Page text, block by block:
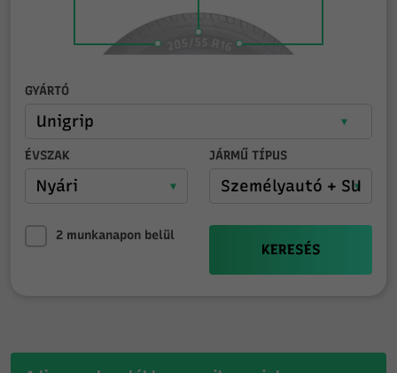
GYÁRTÓ
ÉVSZAK JÁRMŰ TÍPUS
2 munkanapon belül
KERESÉS